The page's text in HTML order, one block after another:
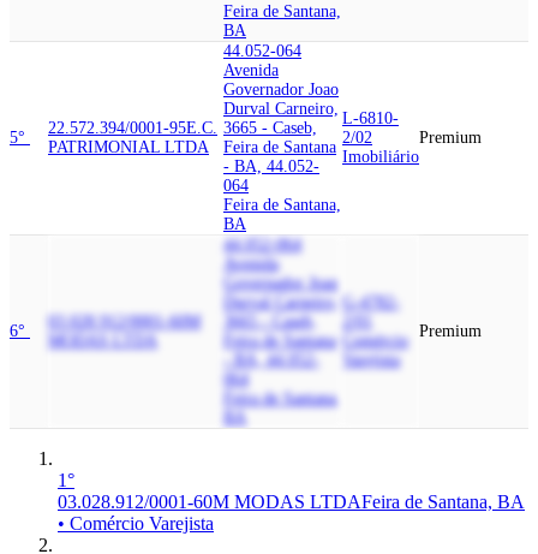
Feira de Santana,
BA
5°
22.572.394/0001-95E.C.
PATRIMONIAL LTDA
44.052-064
Avenida
Governador Joao
Durval Carneiro,
3665 - Caseb,
Feira de Santana
- BA, 44.052-
064
Feira de Santana,
BA
L-6810-
2/02
Imobiliário
Premium
6°
03.028.912/0001-60M
MODAS LTDA
44.052-064
Avenida
Governador Joao
Durval Carneiro,
3665 - Caseb,
Feira de Santana
- BA, 44.052-
064
Feira de Santana,
BA
G-4782-
Comércio
Varejista
Premium
1°
03.028.912/0001-60M MODAS LTDAFeira de Santana, BA
• Comércio Varejista